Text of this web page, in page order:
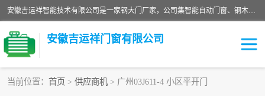
安徽吉运祥智能技术有限公司是一家钢大门厂家，公司集智能自动门窗、钢木门、特种门窗、工业门窗、图集门窗、定制门窗、非标门窗等通道产品的研发设计、制作、安装于一体的综合性、性高新技术企业。
安徽吉运祥门窗有限公司
当前位置： 首页 > 供应商机 > 广州03J611-4 小区平开门